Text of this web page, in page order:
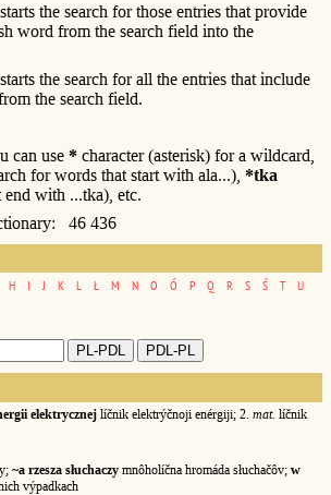
starts the search for those entries that provide
word from the search field into the
starts the search for all the entries that include
the search field.
can use * character (asterisk) for a wildcard,
for words that start with ala...), *tka
end with ...tka), etc.
46 436
H I J K L Ł M N O Ó P Q R S Ś T
U
elektrycznej líčnik elektrýčnoji enérgiji; 2. mat. líčnik
~a rzesza słuchaczy mnôholíčna hromáda słuchačôv; w
výpadkach